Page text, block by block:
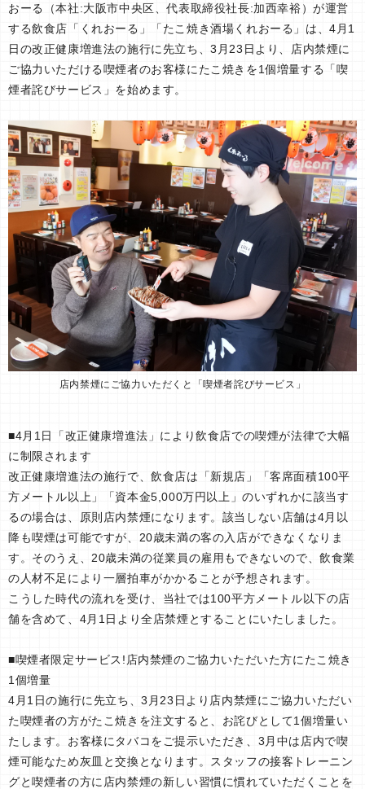
おーる（本社:大阪市中央区、代表取締役社⾧:加西幸裕）が運営
する飲食店「くれおーる」「たこ焼き酒場くれおーる」は、4月1
日の改正健康増進法の施行に先立ち、3月23日より、店内禁煙に
ご協力いただける喫煙者のお客様にたこ焼きを1個増量する「喫
煙者詫びサービス」を始めます。
店内禁煙にご協力いただくと「喫煙者詫びサービス」
■4月1日「改正健康増進法」により飲食店での喫煙が法律で大幅
に制限されます
改正健康増進法の施行で、飲食店は「新規店」「客席面積100平
方メートル以上」「資本金5,000万円以上」のいずれかに該当す
るの場合は、原則店内禁煙になります。該当しない店舗は4月以
降も喫煙は可能ですが、20歳未満の客の入店ができなくなりま
す。そのうえ、20歳未満の従業員の雇用もできないので、飲食業
の人材不足により一層拍車がかかることが予想されます。
こうした時代の流れを受け、当社では100平方メートル以下の店
舗を含めて、4月1日より全店禁煙とすることにいたしました。
■喫煙者限定サービス!店内禁煙のご協力いただいた方にたこ焼き
1個増量
4月1日の施行に先立ち、3月23日より店内禁煙にご協力いただい
た喫煙者の方がたこ焼きを注文すると、お詫びとして1個増量い
たします。お客様にタバコをご提示いただき、3月中は店内で喫
煙可能なため灰皿と交換となります。スタッフの接客トレーニン
グと喫煙者の方に店内禁煙の新しい習慣に慣れていただくことを